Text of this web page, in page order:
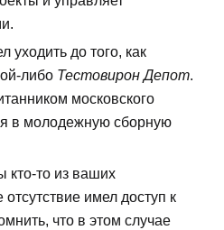
уходить до того, как
либо Тестовирон Депот.
московского
в молодежную сборную
кто-то из ваших
имел доступ к
что в этом случае